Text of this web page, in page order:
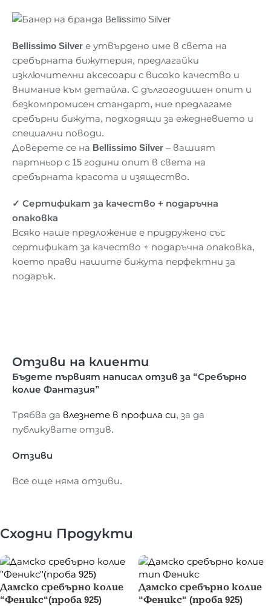
Bellissimo Silver е утвърдено име в света на
сребърната бижутерия, предлагайки
изключителни аксесоари с високо качество и
внимание към детайла. С дългогодишен опит и
безкомпромисен стандарт, ние предлагаме
сребърни бижута, подходящи за ежедневието и
специални поводи.
Доверете се на Bellissimo Silver – вашият
партньор с 15 години опит в света на
сребърната красота и изящество.
✓ Сертификат за качество + подаръчна
опаковка
Всяко наше предложение е придружено със
сертификат за качество + подаръчна опаковка,
което прави нашите бижута перфектни за
подарък.
Отзиви на клиенти
Отзиви
Все още няма отзиви.
Бъдете първият написал отзив за “Сребърно
колие Фантазия”
Трябва да влезнете в профила си, за да
публикувате отзив.
Сходни Продукти
Дамско сребърно колие
“Феникс“(проба 925)
Дамско сребърно колие
“Феникс“ (проба 925)